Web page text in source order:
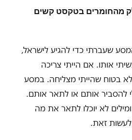
מהחומרים בטקסט קשים
שעברתי כדי להגיע לישראל,
אותו. אם הייתי צריכה
בטוח שהייתי מצליחה. במסע
להסביר אותם או לתאר אותם.
לא יוכלו לתאר את מה
זאת.